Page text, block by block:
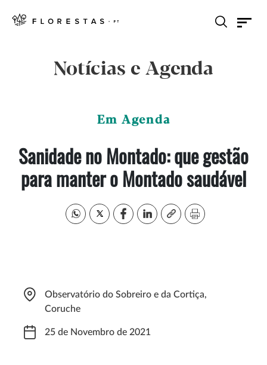
Notícias e Agenda
Em Agenda
Sanidade no Montado: que gestão
para manter o Montado saudável
Observatório do Sobreiro e da Cortiça,
Coruche
25 de Novembro de 2021